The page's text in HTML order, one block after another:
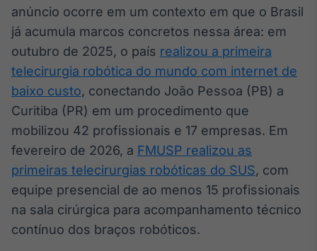
Broadcast
Ticker
Cotações e
headlines de
notícias
Broadcast
Widgets
Componentes
para conteúdos e
funcionalidades
Broadcast
anúncio ocorre em um contexto em que o Brasil
já acumula marcos concretos nessa área: em
outubro de 2025, o país realizou a primeira
telecirurgia robótica do mundo com internet de
baixo custo, conectando João Pessoa (PB) a
Curitiba (PR) em um procedimento que
mobilizou 42 profissionais e 17 empresas. Em
fevereiro de 2026, a FMUSP realizou as
primeiras telecirurgias robóticas do SUS, com
equipe presencial de ao menos 15 profissionais
na sala cirúrgica para acompanhamento técnico
contínuo dos braços robóticos.